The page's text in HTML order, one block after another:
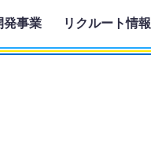
発事業 リクルート情報